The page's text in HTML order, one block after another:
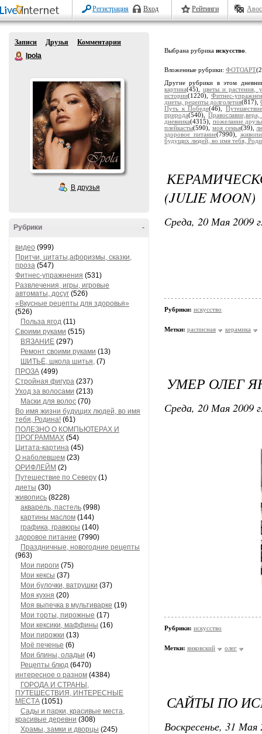
Регистрация Вход Рейтинги
Записи Друзья
Комментарии
Ipola
В друзья
-
Рубрики
видео (999)
Притчи, цитаты,афоризмы, сказки,
проза (547)
Фитнес-упражнения (531)
Развлечения, игры, игровые
автоматы, досуг (526)
«Вкусные рецепты для здоровья»
(526)
Польза ягод (11)
Своими руками (515)
ВЯЗАНИЕ (297)
Ремонт своими руками (13)
ШИТЬЁ, школа шитья, (7)
ПРОЗА (499)
Стройная фигура (237)
Уход за волосами (213)
Маски для волос (70)
Во имя жизни будущих людей, во имя
тебя, Родина! (61)
ПОЛЕЗНО О КОМПЬЮТЕРАХ И
ПРОГРАММАХ (54)
Цитата-картина (45)
О наболевшем (23)
ОРИФЛЕЙМ (2)
Путешествие по Северу (1)
диеты (30)
живопись (8228)
акварель, пастель (998)
картины маслом (144)
графика, гравюры (140)
здоровое питание (7990)
Праздничные, новогодние рецепты
(963)
Мои пироги (75)
Мои кексы (37)
Мои булочки, ватрушки (37)
Моя кухня (20)
Моя выпечка в мультиварке (19)
Мои торты, пирожные (17)
Мои кексики, маффины (16)
Мои пирожки (13)
Моё печенье (6)
Мои блины, оладьи (4)
Рецепты блюд (6470)
интересное о разном (4384)
ГОРОДА И СТРАНЫ,
ПУТЕШЕСТВИЯ, ИНТЕРЕСНЫЕ
МЕСТА (1051)
Сады и парки, красивые места,
красивые деревни (308)
Храмы, замки и дворцы (245)
Выбрана рубрика искусство
Вложенные рубрики: ФОТОАРТ
Другие рубрики в этом
картина(45),цветы и растения,
истории(1220), Фитнес-
диеты, рецепты долголетия(817),
Путь к Победе(46),
природа(540),
дневника(4315), пожелание
плейкасты(590), моя семья(39),
здоровое питание(7990),
будущих людей, во имя тебя,
(JULIE MOON)
Среда, 20 Мая 2009
Рубрики: искусство
Метки: расписная керамика
УМЕР ОЛЕГ
Среда, 20 Мая 2009
Рубрики: искусство
Метки: янковский олег
САЙТЫ ПО
Воскресенье, 31